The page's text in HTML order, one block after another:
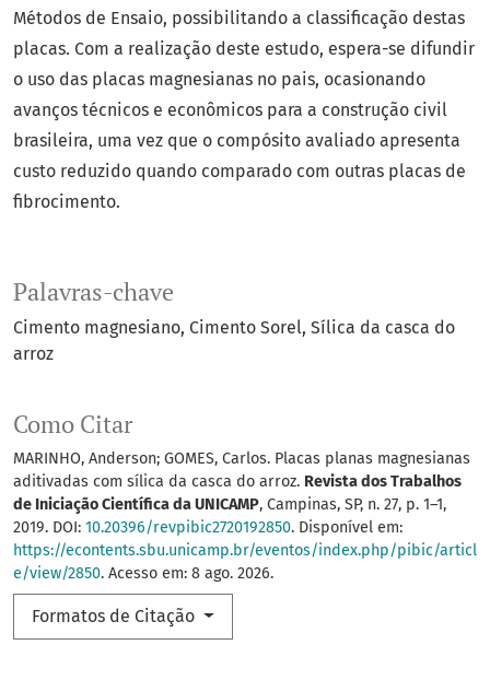
Palavras-chave
Cimento magnesiano Cimento Sorel Sílica da casca do
arroz
Como Citar
MARINHO, Anderson; GOMES, Carlos. Placas planas magnesianas
aditivadas com sílica da casca do arroz. Revista dos Trabalhos
de Iniciação Científica da UNICAMP, Campinas, SP, n. 27, p. 1–1,
2019. DOI: 10.20396/revpibic2720192850. Disponível em:
https://econtents.sbu.unicamp.br/eventos/index.php/pibic/articl
e/view/2850. Acesso em: 8 ago. 2026.
Formatos de Citação
Métodos de Ensaio, possibilitando a classificação destas
placas. Com a realização deste estudo, espera-se difundir
o uso das placas magnesianas no pais, ocasionando
avanços técnicos e econômicos para a construção civil
brasileira, uma vez que o compósito avaliado apresenta
custo reduzido quando comparado com outras placas de
fibrocimento.